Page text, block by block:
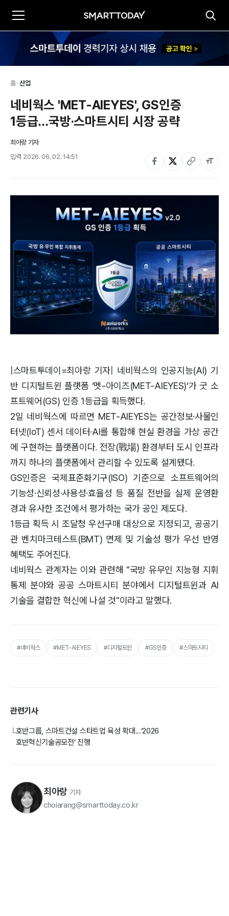
홈>산업
네비웍스 'MET-AIEYES', GS인증
1등급…국방·스마트시티 시장 공략
최아랑 기자
입력 2026. 06. 02. 14:51
|스마트투데이=최아랑 기자| 네비웍스의 인공지능(AI) 기
반 디지털트윈 플랫폼 ‘멧-아이즈(MET-AIEYES)’가 굿 소
프트웨어(GS) 인증 1등급을 획득했다.
2일 네비웍스에 따르면 MET-AIEYES는 공간정보·사물인
터넷(IoT) 센서 데이터·AI를 통합해 현실 환경을 가상 공간
에 구현하는 플랫폼이다. 전장(戰場) 환경부터 도시 인프라
까지 하나의 플랫폼에서 관리할 수 있도록 설계됐다.
GS인증은 국제표준화기구(ISO) 기준으로 소프트웨어의
기능성·신뢰성·사용성·효율성 등 품질 전반을 실제 운영환
경과 유사한 조건에서 평가하는 국가 공인 제도다.
1등급 획득 시 조달청 우선구매 대상으로 지정되고, 공공기
관 벤치마크테스트(BMT) 면제 및 기술성 평가 우선 반영
혜택도 주어진다.
네비웍스 관계자는 이와 관련해 "국방 유무인 지능형 지휘
통제 분야와 공공 스마트시티 분야에서 디지털트윈과 AI
기술을 결합한 혁신에 나설 것"이라고 말했다.
#네비웍스 #MET-AIEYES #디지털트윈 #GS인증 #스마트시티
관련기사
└호반그룹, 스마트건설 스타트업 육성 확대...‘2026
호반혁신기술공모전’ 진행
최아랑 기자
choiarang@smarttoday.co.kr